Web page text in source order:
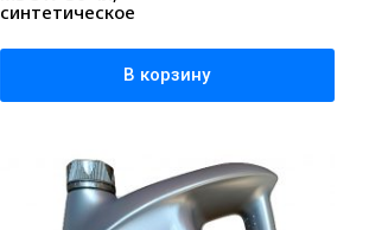
синтетическое
В корзину